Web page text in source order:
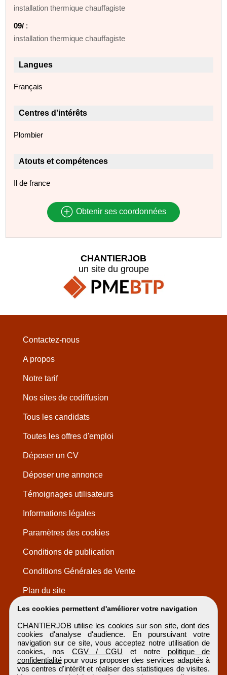
installation thermique chauffagiste
09/ :
installation thermique chauffagiste
Langues
Français
Centres d'intérêts
Plombier
Atouts et compétences
Il de france
Obtenir ses coordonnées
Les cookies permettent d'améliorer votre navigation
CHANTIERJOB utilise les cookies sur son site, dont des
cookies d'analyse d'audience. En poursuivant votre
navigation sur ce site, vous acceptez notre utilisation de
cookies, nos CGV / CGU et notre politique de
confidentialitépour vous proposer des services adaptés à
vos centres d'intérêt et réaliser des statistiques de visites.
CHANTIERJOB
un site du groupe
Contactez-nous
A propos
Notre tarif
Nos sites de codiffusion
Tous les candidats
Toutes les offres d'emploi
Déposer un CV
Déposer une annonce
Témoignages utilisateurs
Informations légales
Paramètres des cookies
Conditions de publication
Conditions Générales de Vente
Plan du site